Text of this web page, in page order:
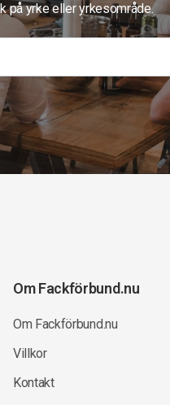
på yrke eller yrkesområde.
Om Fackförbund.nu
Om Fackförbund.nu
Villkor
Kontakt